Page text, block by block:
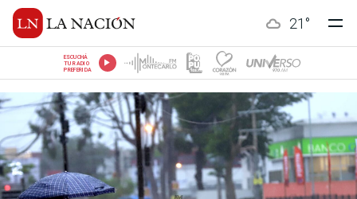
21 °
ESCUCHÁ
TU RADIO
PREFERIDA